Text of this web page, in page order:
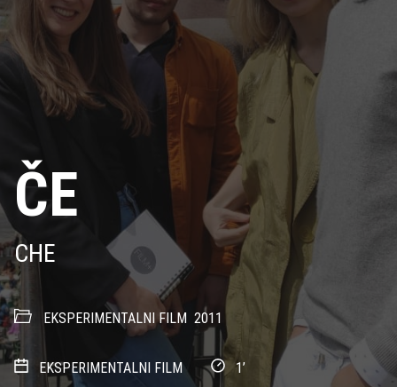
ČE
CHE
EKSPERIMENTALNI FILM 2011
EKSPERIMENTALNI FILM
1’